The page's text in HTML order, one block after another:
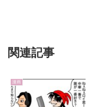
関連記事
漫画